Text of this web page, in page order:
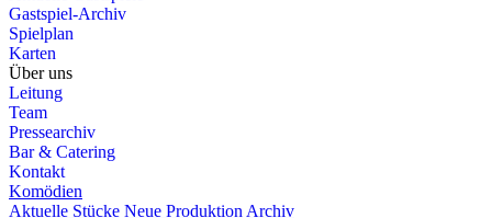
Gastspiel-Archiv
Spielplan
Karten
Über uns
Leitung
Team
Pressearchiv
Bar & Catering
Kontakt
Komödien
Aktuelle Stücke Neue Produktion Archiv